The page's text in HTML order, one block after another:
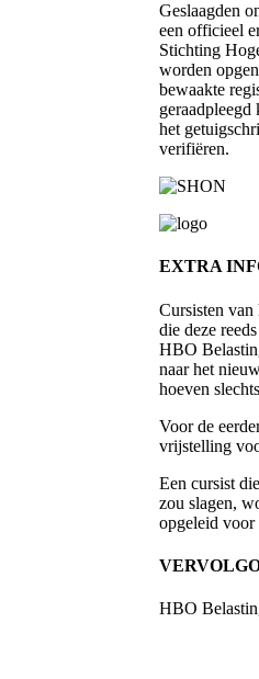
Geslaagden
een officieel
Stichting
worden
bewaakte
het
verifiëren.
EXTRA
Cursisten
die deze
HBO
naar het
hoeven
Voor de
vrijstelling
Een cursist
zou slagen,
opgeleid voor
HBO